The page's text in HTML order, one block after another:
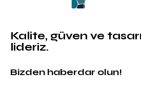
Kalite, güven ve
lideriz.
Bizden haberdar olun!